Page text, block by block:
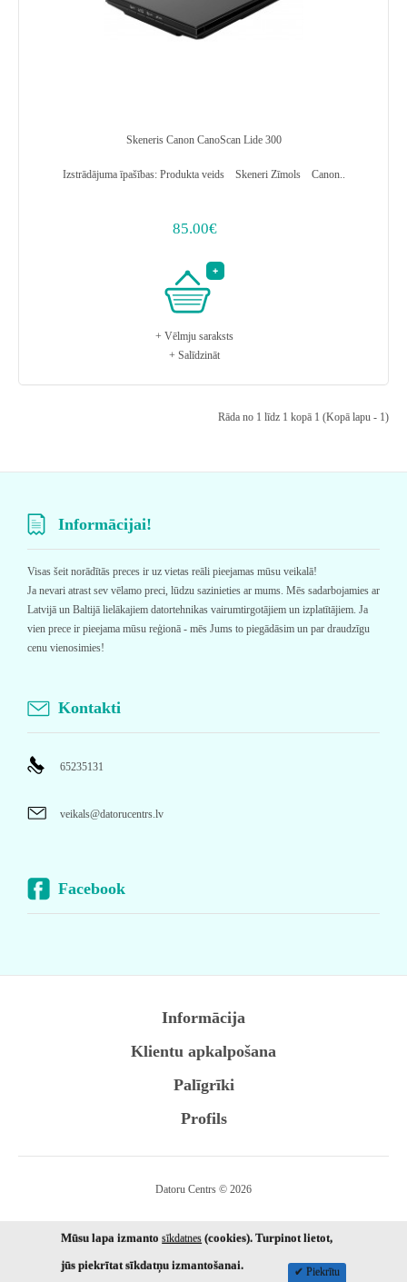
Skeneris Canon CanoScan Lide 300
Izstrādājuma īpašības: Produkta veids Skeneri Zīmols Canon..
85.00€
+ Vēlmju saraksts
+ Salīdzināt
Rāda no 1 līdz 1 kopā 1 (Kopā lapu - 1)
Informācijai!
Visas šeit norādītās preces ir uz vietas reāli pieejamas mūsu veikalā!
Ja nevari atrast sev vēlamo preci, lūdzu sazinieties ar mums. Mēs sadarbojamies ar
Latvijā un Baltijā lielākajiem datortehnikas vairumtirgotājiem un izplatītājiem. Ja
vien prece ir pieejama mūsu reģionā - mēs Jums to piegādāsim un par draudzīgu
cenu vienosimies!
Kontakti
65235131
veikals@datorucentrs.lv
Facebook
Informācija
Klientu apkalpošana
Palīgrīki
Profils
Datoru Centrs © 2026
Mūsu lapa izmantosīkdatnes (cookies). Turpinot lietot,
jūs piekrītat sīkdatņu izmantošanai.
✔ Piekrītu